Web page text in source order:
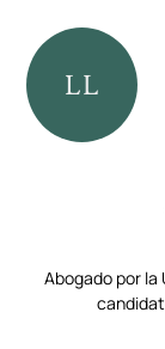
Abogado por la